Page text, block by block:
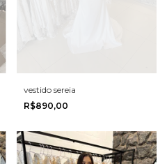
vestido sereia
R$890,00